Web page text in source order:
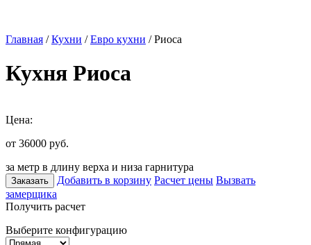
Главная /Кухни /Евро кухни / Риоса
Кухня Риоса
Цена:
от 36000 руб.
за метр в длину верха и низа гарнитура
Заказать Добавить в корзину Расчет цены Вызвать
замерщика
Получить расчет
Выберите конфигурацию